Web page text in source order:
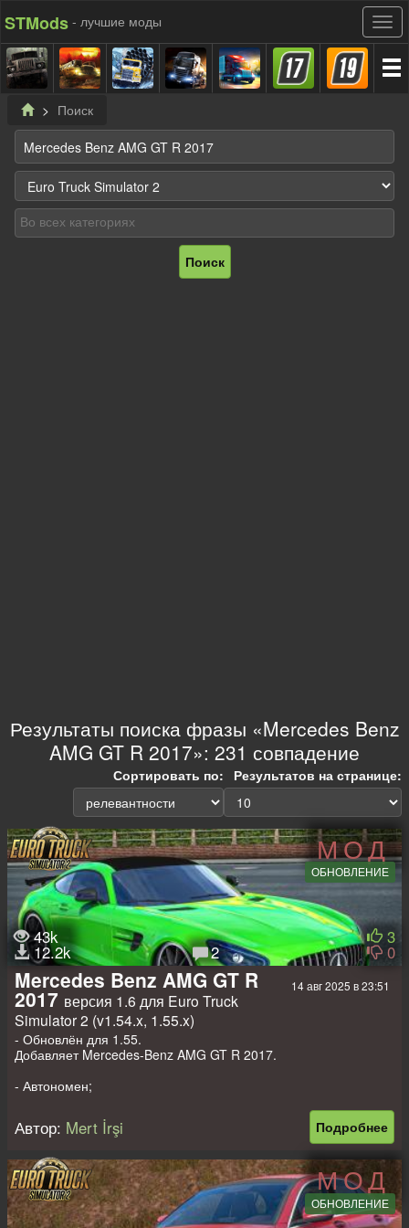
STMods - лучшие моды
Поиск
Поиск
Результаты поиска фразы «Mercedes Benz
AMG GT R 2017»: 231 совпадение
Результатов на странице:
Сортировать по:
МОД
ОБНОВЛЕНИЕ
43k
12.2k 2
3
0
14 авг 2025 в 23:51
Mercedes Benz AMG GT R
2017 версия 1.6 для Euro Truck
Simulator 2 (v1.54.x, 1.55.x)
- Обновлён для 1.55.
Добавляет Mercedes-Benz AMG GT R 2017.
- Автономен;
- Качественная модель;
- Запечены текстуры;
- Свои звуки;
- Свои колёса.
Доп моды на прицепы, пассажиров
Подробнее
Автор: Mert İrşi
МОД
ОБНОВЛЕНИЕ